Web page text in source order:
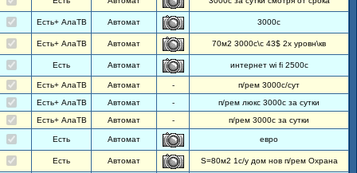
Есть+ АлаТВ Автомат 3000с
Есть+ АлаТВ Автомат 70м2 3000с\с 43$ 2х уровн\кв
Есть Автомат интернет wi fi 2500с
Есть+ АлаТВ Автомат -
п/рем 3000с/сут
Есть+ АлаТВ
Автомат -
п/рем люкс 3000с за сутки
Есть+ АлаТВ
Автомат - п/рем 3000с за сутки
Есть Автомат евро
Есть Автомат S=80м2 1с/у дом нов п/рем Охрана